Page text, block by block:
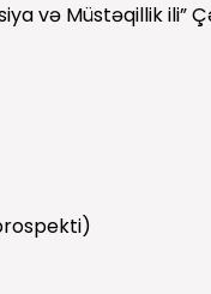
və Müstəqillik ili”